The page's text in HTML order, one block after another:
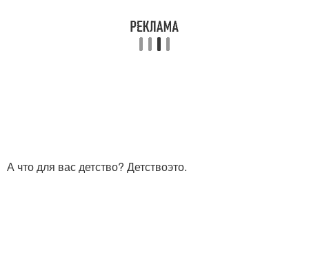
А что для вас детство? Детствоэто.